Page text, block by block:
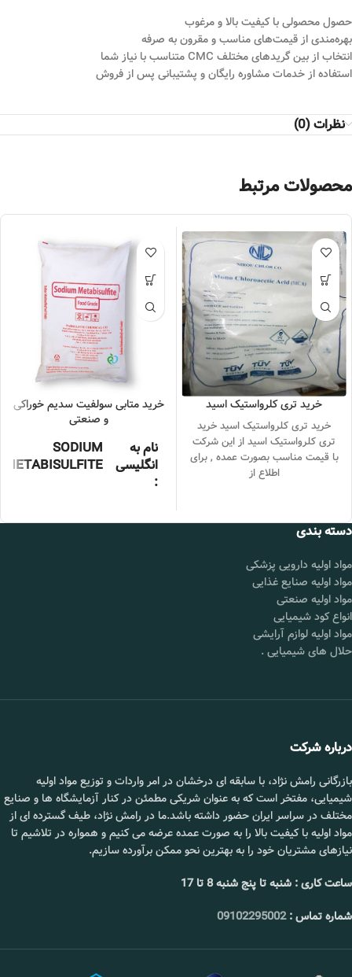
حصول محصولی با کیفیت بالا و مرغوب
بهره‌مندی از قیمت‌های مناسب و مقرون به صرفه
انتخاب از بین گریدهای مختلف CMC متناسب با نیاز شما
استفاده از خدمات مشاوره رایگان و پشتیبانی پس از فروش
نظرات (0)
محصولات مرتبط
خرید تری کلرواستیک اسید
خرید تری کلرواستیک اسید خرید
تری کلرواستیک اسید از این شرکت
با قیمت مناسب بصورت عمده , برای
اطلاع از
خرید متابی سولفیت سدیم خوراکی
و صنعتی
نام به
انگلیسی
:
SODIUM
METABISULFITE
کشور :
دسته بندی
مواد اولیه دارویی پزشکی
مواد اولیه صنایع غذایی
مواد اولیه صنعتی
انواع کود شیمیایی
مواد اولیه لوازم آرایشی
حلال های شیمیایی .
درباره شرکت
بازرگانی رامش نژاد، با سابقه ای درخشان در امر واردات و توزیع مواد اولیه
شیمیایی، مفتخر است که به عنوان شریکی مطمئن در کنار آزمایشگاه ها و صنایع
مختلف در سراسر ایران حضور داشته باشد.ما در رامش نژاد، طیف گسترده ای از
مواد اولیه با کیفیت بالا را به صورت عمده عرضه می کنیم و همواره در تلاشیم تا
نیازهای مشتریان خود را به بهترین نحو ممکن برآورده سازیم.
ساعت کاری : شنبه تا پنج شنبه 8 تا 17
شماره تماس :09102295002